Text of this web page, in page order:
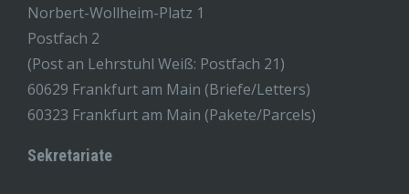
Norbert-Wollheim-Platz 1
Postfach 2
(Post an Lehrstuhl Weiß: Postfach 21)
60629 Frankfurt am Main (Briefe/Letters)
60323 Frankfurt am Main (Pakete/Parcels)
Sekretariate